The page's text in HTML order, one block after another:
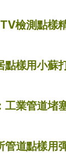
檢測點樣
樣用小蘇
業管道堵
道點樣用